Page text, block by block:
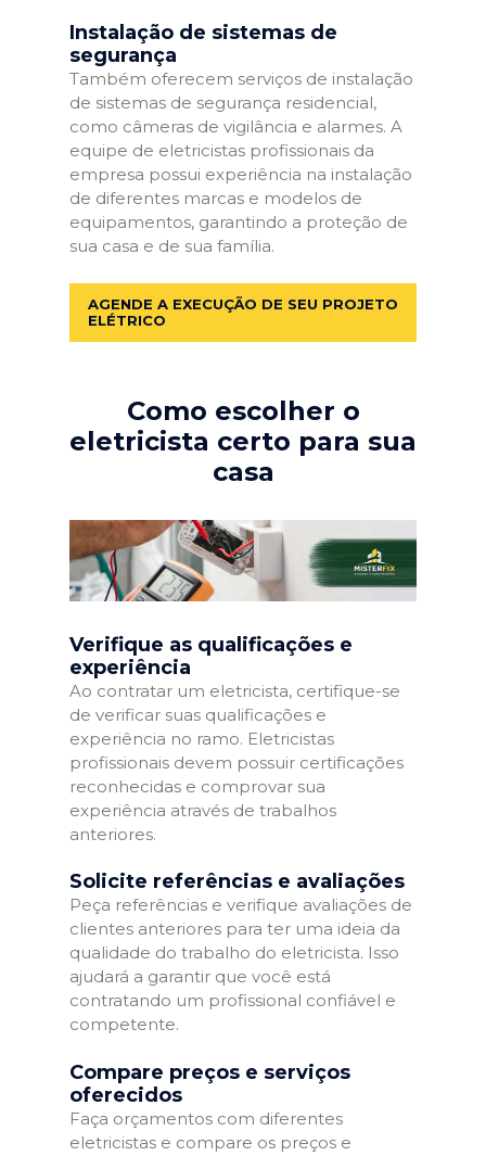
Instalação de sistemas de
segurança
Também oferecem serviços de instalação
de sistemas de segurança residencial,
como câmeras de vigilância e alarmes. A
equipe de eletricistas profissionais da
empresa possui experiência na instalação
de diferentes marcas e modelos de
equipamentos, garantindo a proteção de
sua casa e de sua família.
AGENDE A EXECUÇÃO DE SEU PROJETO
ELÉTRICO
Como escolher o
eletricista certo para sua
casa
Verifique as qualificações e
experiência
Ao contratar um eletricista, certifique-se
de verificar suas qualificações e
experiência no ramo. Eletricistas
profissionais devem possuir certificações
reconhecidas e comprovar sua
experiência através de trabalhos
anteriores.
Solicite referências e avaliações
Peça referências e verifique avaliações de
clientes anteriores para ter uma ideia da
qualidade do trabalho do eletricista. Isso
ajudará a garantir que você está
contratando um profissional confiável e
competente.
Compare preços e serviços
oferecidos
Faça orçamentos com diferentes
eletricistas e compare os preços e